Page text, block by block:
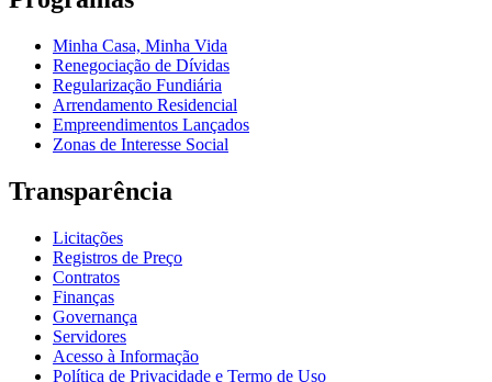
Minha Casa, Minha Vida
Renegociação de Dívidas
Regularização Fundiária
Arrendamento Residencial
Empreendimentos Lançados
Zonas de Interesse Social
Transparência
Licitações
Registros de Preço
Contratos
Finanças
Governança
Servidores
Acesso à Informação
Política de Privacidade e Termo de Uso